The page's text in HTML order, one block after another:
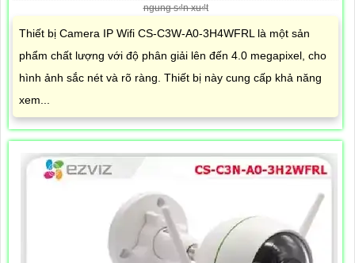
ngung s₫n xu₫t
Thiết bị Camera IP Wifi CS-C3W-A0-3H4WFRL là một sản
phẩm chất lượng với độ phân giải lên đến 4.0 megapixel, cho
hình ảnh sắc nét và rõ ràng. Thiết bị này cung cấp khả năng
xem...